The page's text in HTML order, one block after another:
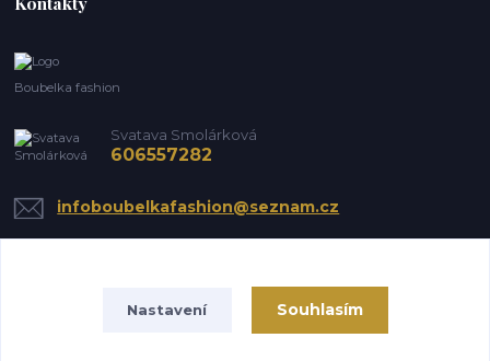
Boubelka fashion
Svatava Smolárková
606557282
infoboubelkafashion@seznam.cz
Nastavení Souhlasím